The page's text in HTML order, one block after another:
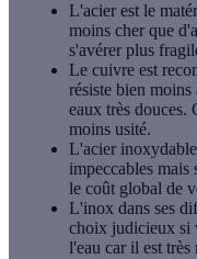
L'acier est le
moins cher que
s'avérer plus
Le cuivre est
résiste bien
eaux très douces.
moins usité.
L'acier
impeccables mais
le coût global de
L'inox dans ses
choix judicieux si
l'eau car il est très